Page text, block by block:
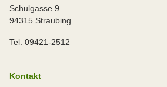
Schulgasse 9
94315 Straubing
Tel: 09421-2512
Kontakt